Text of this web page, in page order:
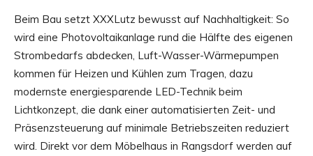
Beim Bau setzt XXXLutz bewusst auf Nachhaltigkeit: So
wird eine Photovoltaikanlage rund die Hälfte des eigenen
Strombedarfs abdecken, Luft-Wasser-Wärmepumpen
kommen für Heizen und Kühlen zum Tragen, dazu
modernste energiesparende LED-Technik beim
Lichtkonzept, die dank einer automatisierten Zeit- und
Präsenzsteuerung auf minimale Betriebszeiten reduziert
wird. Direkt vor dem Möbelhaus in Rangsdorf werden auf